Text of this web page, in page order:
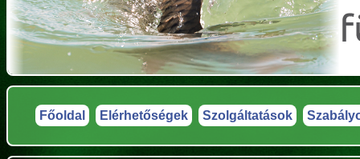
Főoldal Elérhetőségek Szolgáltatások